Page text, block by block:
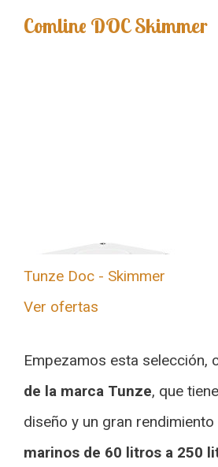
Comline DOC Skimmer
Tunze Doc - Skimmer
Ver ofertas
Empezamos esta selección,
de la marca Tunze, que
diseño y un gran rendimiento
marinos de 60 litros a 250